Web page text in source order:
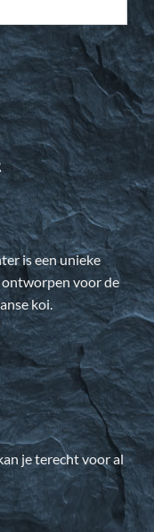
is een unieke
voor de
koi.
je terecht voor al